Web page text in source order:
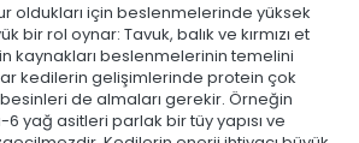
oldukları için beslenmelerinde yüksek
bir rol oynar: Tavuk, balık ve kırmızı et
kaynakları beslenmelerinin temelini
kedilerin gelişimlerinde protein çok
de almaları gerekir. Örneğin
yağ asitleri parlak bir tüy yapısı ve